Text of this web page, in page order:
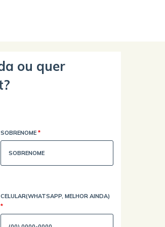
ou quer
SOBRENOME*
CELULAR(WHATSAPP, MELHOR AINDA)
*